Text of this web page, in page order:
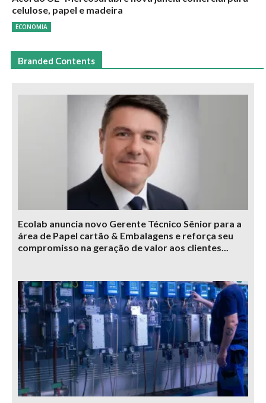
celulose, papel e madeira
ECONOMIA
Branded Contents
Ecolab anuncia novo Gerente Técnico Sênior para a
área de Papel cartão & Embalagens e reforça seu
compromisso na geração de valor aos clientes...